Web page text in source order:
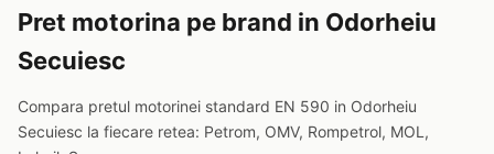
Pret motorina pe brand in Odorheiu
Secuiesc
Compara pretul motorinei standard EN 590 in Odorheiu
Secuiesc la fiecare retea: Petrom, OMV, Rompetrol, MOL,